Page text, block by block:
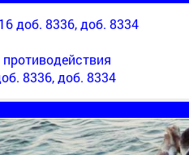
доб. 8336, доб. 8334
8336, доб. 8334